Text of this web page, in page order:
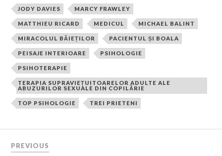
JODY DAVIES MARCY FRAWLEY
MATTHIEU RICARD MEDICUL MICHAEL BALINT
MIRACOLUL BĂIEȚILOR PACIENTUL ȘI BOALA
PEISAJE INTERIOARE PSIHOLOGIE
PSIHOTERAPIE
TERAPIA SUPRAVIEȚUITOARELOR ADULTE ALE
ABUZURILOR SEXUALE DIN COPILĂRIE
TOP PSIHOLOGIE TREI PRIETENI
PREVIOUS